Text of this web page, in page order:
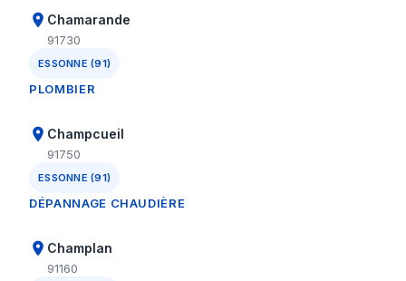
Chamarande
91730
ESSONNE (91)
PLOMBIER
Champcueil
91750
ESSONNE (91)
DÉPANNAGE CHAUDIÈRE
Champlan
91160